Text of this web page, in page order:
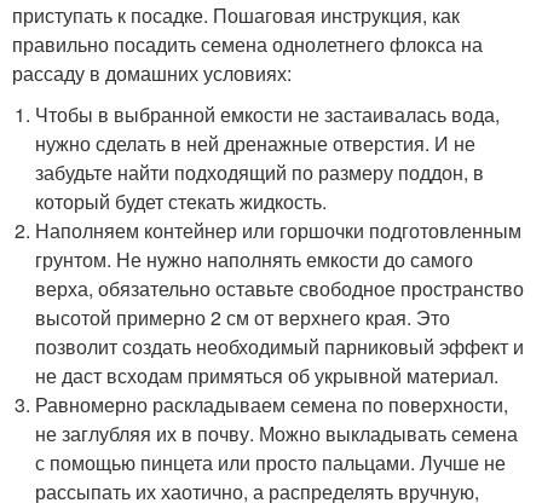
приступать к посадке. Пошаговая инструкция, как
правильно посадить семена однолетнего флокса на
рассаду в домашних условиях:
Чтобы в выбранной емкости не застаивалась вода,
нужно сделать в ней дренажные отверстия. И не
забудьте найти подходящий по размеру поддон, в
который будет стекать жидкость.
Наполняем контейнер или горшочки подготовленным
грунтом. Не нужно наполнять емкости до самого
верха, обязательно оставьте свободное пространство
высотой примерно 2 см от верхнего края. Это
позволит создать необходимый парниковый эффект и
не даст всходам примяться об укрывной материал.
Равномерно раскладываем семена по поверхности,
не заглубляя их в почву. Можно выкладывать семена
с помощью пинцета или просто пальцами. Лучше не
рассыпать их хаотично, а распределять вручную,